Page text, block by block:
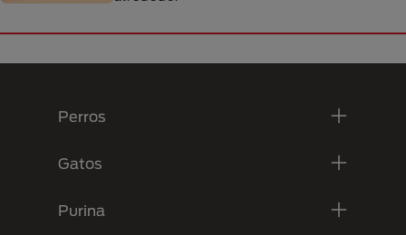
Perros
Gatos
Purina